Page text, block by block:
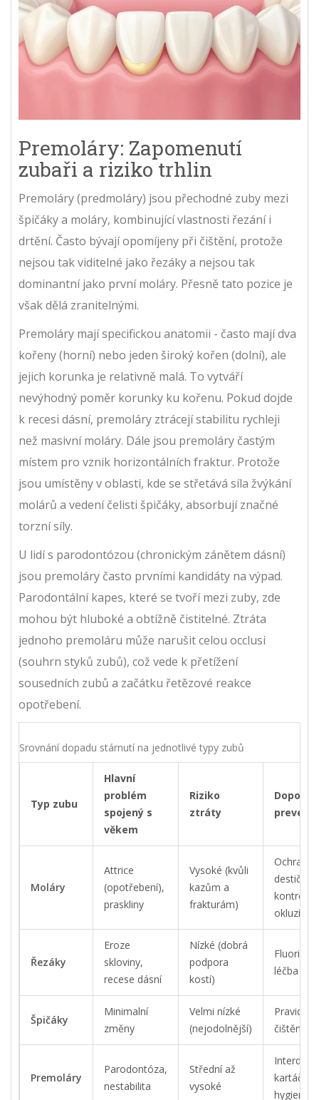
Premoláry: Zapomenutí
zubaři a riziko trhlin
Premoláry(predmoláry) jsou přechodné zuby mezi
špičáky a moláry, kombinující vlastnosti řezání i
drtění. Často bývají opomíjeny při čištění, protože
nejsou tak viditelné jako řezáky a nejsou tak
dominantní jako první moláry. Přesně tato pozice je
však dělá zranitelnými.
Premoláry mají specifickou anatomii - často mají dva
kořeny (horní) nebo jeden široký kořen (dolní), ale
jejich korunka je relativně malá. To vytváří
nevýhodný poměr korunky ku kořenu. Pokud dojde
k recesi dásní, premoláry ztrácejí stabilitu rychleji
než masivní moláry. Dále jsou premoláry častým
místem pro vznik horizontálních fraktur. Protože
jsou umístěny v oblasti, kde se střetává síla žvýkání
molárů a vedení čelisti špičáky, absorbují značné
torzní síly.
U lidí s parodontózou (chronickým zánětem dásní)
jsou premoláry často prvními kandidáty na výpad.
Parodontální kapes, které se tvoří mezi zuby, zde
mohou být hluboké a obtížně čistitelné. Ztráta
jednoho premoláru může narušit celou occlusi
(souhrn styků zubů), což vede k přetížení
sousedních zubů a začátku řetězové reakce
opotřebení.
Srovnání dopadu stárnutí na jednotlivé typy zubů
Typ zubu
Hlavní
problém
spojený s
věkem
Riziko
ztráty
Moláry
Attrice
(opotřebení),
praskliny
Vysoké (kvůli
kazům a
frakturám)
Ochranné
destičky,
kontrola
okluzí
Řezáky
Eroze
skloviny,
recese dásní
Nízké (dobrá
podpora
kostí)
léčba
Špičáky
Minimalní
změny
Velmi nízké
(nejodolnější)
čištění
Premoláry
Parodontóza,
nestabilita
Střední až
vysoké
kartáčky,